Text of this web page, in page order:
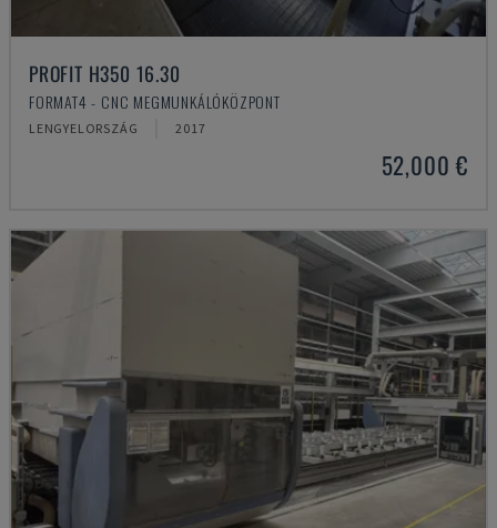
PROFIT H350 16.30
FORMAT4 - CNC MEGMUNKÁLÓKÖZPONT
LENGYELORSZÁG 2017
52,000 €